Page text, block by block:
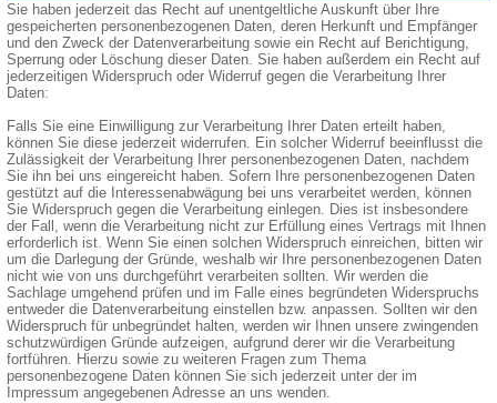
Sie haben jederzeit das Recht auf unentgeltliche Auskunft über Ihre
gespeicherten personenbezogenen Daten, deren Herkunft und Empfänger
und den Zweck der Datenverarbeitung sowie ein Recht auf Berichtigung,
Sperrung oder Löschung dieser Daten. Sie haben außerdem ein Recht auf
jederzeitigen Widerspruch oder Widerruf gegen die Verarbeitung Ihrer
Daten:
Falls Sie eine Einwilligung zur Verarbeitung Ihrer Daten erteilt haben,
können Sie diese jederzeit widerrufen. Ein solcher Widerruf beeinflusst die
Zulässigkeit der Verarbeitung Ihrer personenbezogenen Daten, nachdem
Sie ihn bei uns eingereicht haben. Sofern Ihre personenbezogenen Daten
gestützt auf die Interessenabwägung bei uns verarbeitet werden, können
Sie Widerspruch gegen die Verarbeitung einlegen. Dies ist insbesondere
der Fall, wenn die Verarbeitung nicht zur Erfüllung eines Vertrags mit Ihnen
erforderlich ist. Wenn Sie einen solchen Widerspruch einreichen, bitten wir
um die Darlegung der Gründe, weshalb wir Ihre personenbezogenen Daten
nicht wie von uns durchgeführt verarbeiten sollten. Wir werden die
Sachlage umgehend prüfen und im Falle eines begründeten Widerspruchs
entweder die Datenverarbeitung einstellen bzw. anpassen. Sollten wir den
Widerspruch für unbegründet halten, werden wir Ihnen unsere zwingenden
schutzwürdigen Gründe aufzeigen, aufgrund derer wir die Verarbeitung
fortführen. Hierzu sowie zu weiteren Fragen zum Thema
personenbezogene Daten können Sie sich jederzeit unter der im
Impressum angegebenen Adresse an uns wenden.